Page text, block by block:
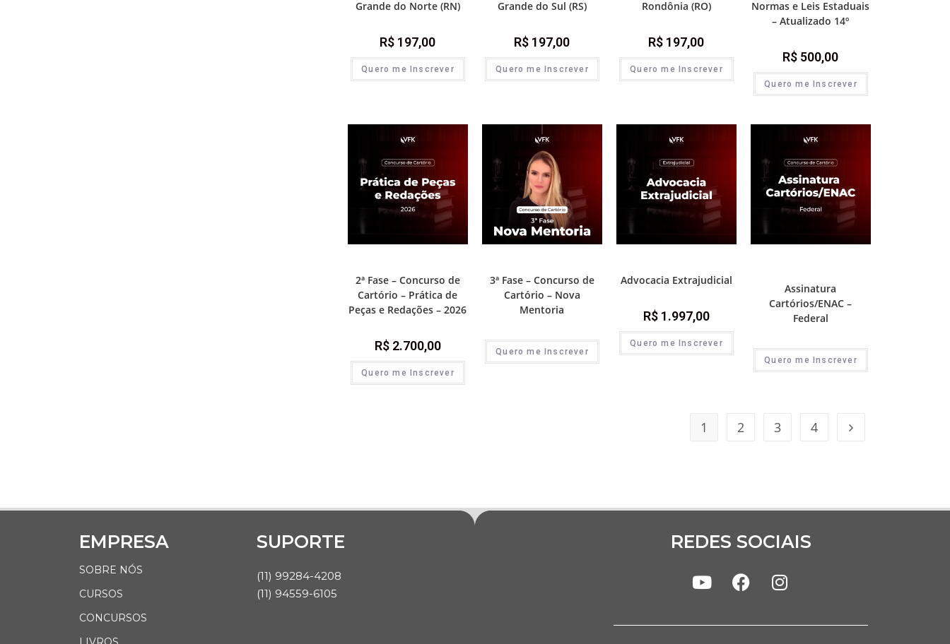
Grande do Norte (RN)
R$ 197,00
Quero me Inscrever
Grande do Sul (RS)
R$ 197,00
Quero me Inscrever
Rondônia (RO)
R$ 197,00
Quero me Inscrever
Normas e Leis Estaduais
– Atualizado 14º
R$ 500,00
Quero me Inscrever
2ª Fase – Concurso de
Cartório – Prática de
Peças e Redações – 2026
R$2.700,00
Quero me Inscrever
3ª Fase – Concurso de
Cartório – Nova
Mentoria
Quero me Inscrever
Advocacia Extrajudicial
R$1.997,00
Quero me Inscrever
Assinatura
Cartórios/ENAC –
Federal
Quero me Inscrever
1 2 3 4
EMPRESA
SOBRE NÓS
CURSOS
CONCURSOS
SUPORTE
(11) 99284-4208
(11) 94559-6105
REDES SOCIAIS